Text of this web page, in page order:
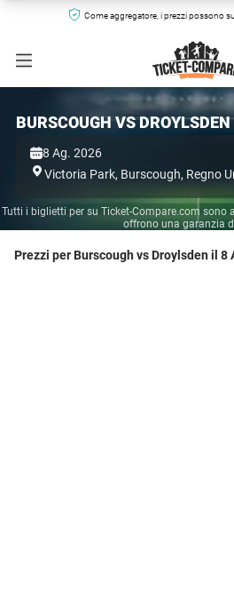
Come aggregatore, i prezzi possono
BURSCOUGH VS
8 Ag. 2026
Victoria Park, Burscough, Regno
Tutti i biglietti per su Ticket-Compare.com sono
offrono una garanzia
Prezzi per Burscough vs Droylsden il 8